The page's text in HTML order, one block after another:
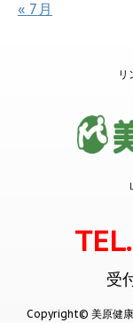
« 7月
リ
受
Copyright© 美原健